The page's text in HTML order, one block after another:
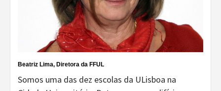
Beatriz Lima, Diretora da FFUL
Somos uma das dez escolas da ULisboa na